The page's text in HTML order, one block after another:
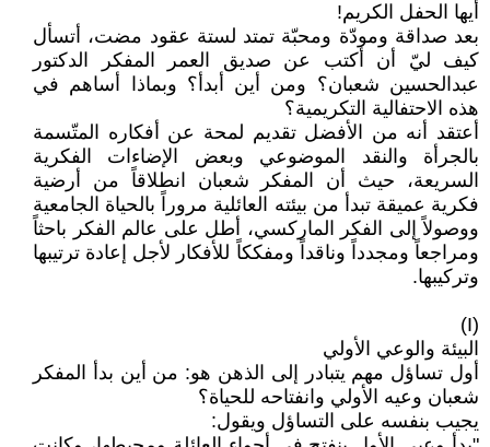
أيها الحفل الكريم!
بعد صداقة ومودّة ومحبّة تمتد لستة عقود مضت، أتسأل
كيف ليّ أن أكتب عن صديق العمر المفكر الدكتور
عبدالحسين شعبان؟ ومن أين أبدأ؟ وبماذا أساهم في
هذه الاحتفالية التكريمية؟
أعتقد أنه من الأفضل تقديم لمحة عن أفكاره المتّسمة
بالجرأة والنقد الموضوعي وبعض الإضاءات الفكرية
السريعة، حيث أن المفكر شعبان انطلاقاً من أرضية
فكرية عميقة تبدأ من بيئته العائلية مروراً بالحياة الجامعية
ووصولاً إلى الفكر الماركسي، أطل على عالم الفكر باحثاً
ومراجعاً ومجدداً وناقداً ومفككاً للأفكار لأجل إعادة ترتيبها
وتركيبها.
(I)
البيئة والوعي الأولي
أول تساؤل مهم يتبادر إلى الذهن هو: من أين بدأ المفكر
شعبان وعيه الأولي وانفتاحه للحياة؟
يجيب بنفسه على التساؤل ويقول: